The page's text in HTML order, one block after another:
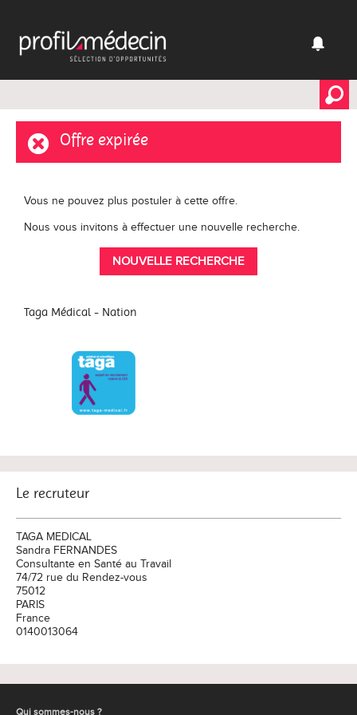
Offre expirée
Vous ne pouvez plus postuler à cette offre.
Nous vous invitons à effectuer une nouvelle recherche.
NOUVELLE RECHERCHE
Taga Médical - Nation
Le recruteur
TAGA MEDICAL
Sandra FERNANDES
Consultante en Santé au Travail
74/72 rue du Rendez-vous
75012
PARIS
France
0140013064
Qui sommes-nous ?